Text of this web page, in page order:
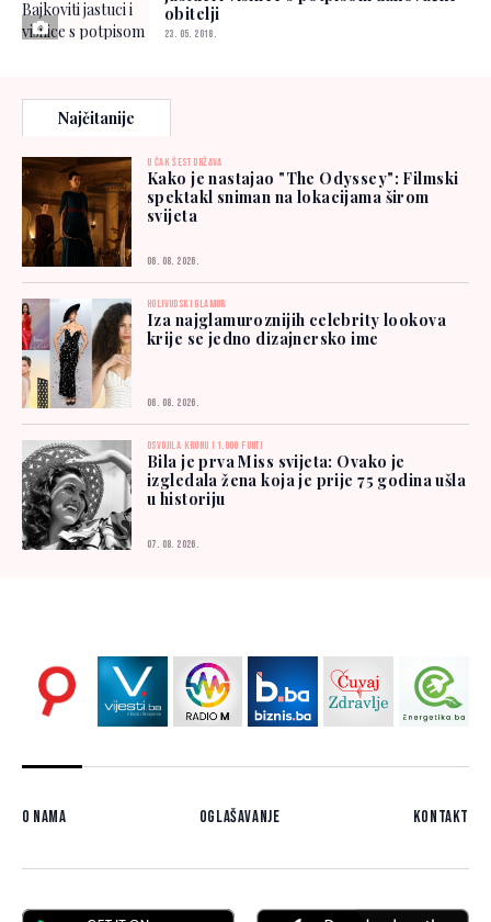
obitelji
23. 05. 2018.
Najčitanije
U ČAK ŠEST DRŽAVA
Kako je nastajao "The Odyssey": Filmski
spektakl sniman na lokacijama širom
svijeta
06. 08. 2026.
HOLIVUDSKI GLAMUR
Iza najglamuroznijih celebrity lookova
krije se jedno dizajnersko ime
06. 08. 2026.
OSVOJILA KRUNU I 1.000 FUNTI
Bila je prva Miss svijeta: Ovako je
izgledala žena koja je prije 75 godina ušla
u historiju
07. 08. 2026.
O nama Oglašavanje Kontakt